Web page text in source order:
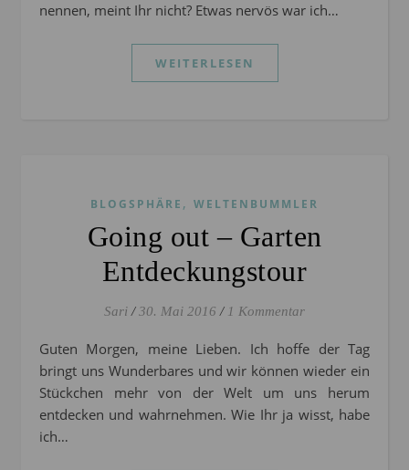
nennen, meint Ihr nicht? Etwas nervös war ich…
WEITERLESEN
BLOGSPHÄRE , WELTENBUMMLER
Going out – Garten
Entdeckungstour
Sari / 30. Mai 2016 / 1 Kommentar
Guten Morgen, meine Lieben. Ich hoffe der Tag
bringt uns Wunderbares und wir können wieder ein
Stückchen mehr von der Welt um uns herum
entdecken und wahrnehmen. Wie Ihr ja wisst, habe
ich…